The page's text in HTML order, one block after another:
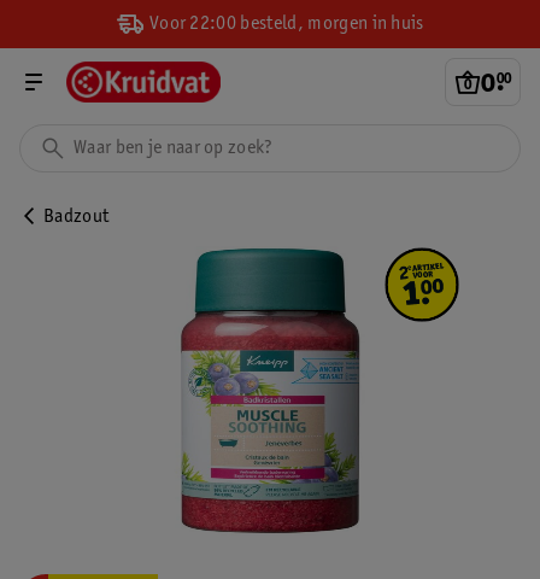
Voor 22:00 besteld, morgen in huis
0.
00
Badzout